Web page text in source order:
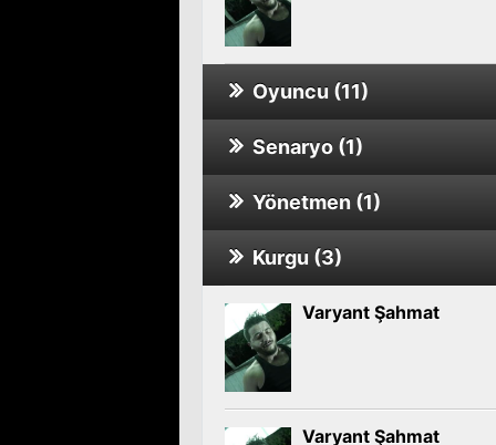
Oyuncu (11)
Varyant Şahmat
Varyant Şahmat
Senaryo (1)
Varyant Şahmat
Yönetmen (1)
Varyant Şahmat
Kurgu (3)
Varyant Şahmat
Varyant Şahmat